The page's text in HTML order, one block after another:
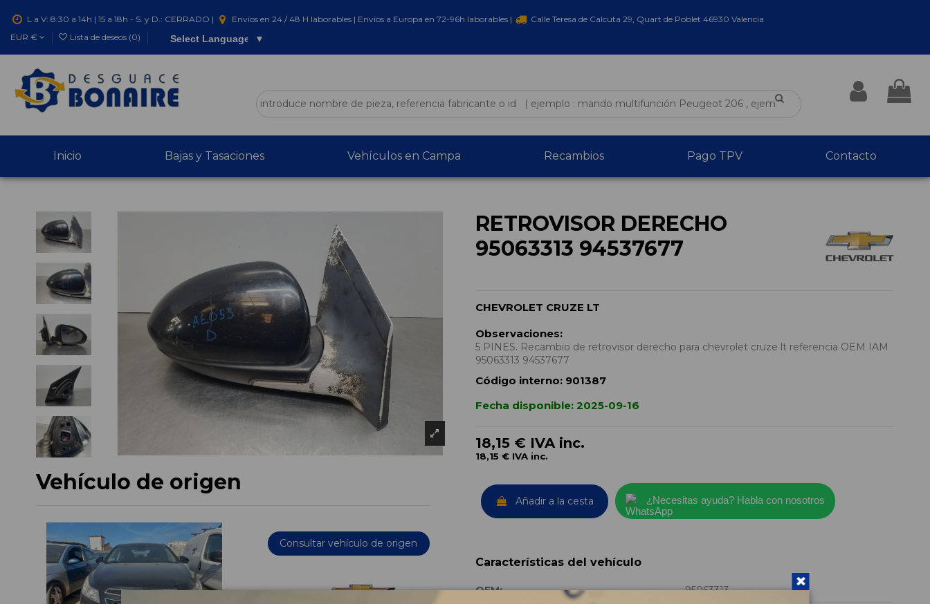
L a V: 8:30 a 14h | 15 a 18h - S. y D.: CERRADO | Envíos en 24 / 48 H laborables | Envíos a Europa en 72-96h laborables |
Calle Teresa de Calcuta 29, Quart de Poblet 46930 Valencia
EUR €
Lista de deseos (0) Select Language ▼
Inicio Bajas y Tasaciones Vehículos en Campa Recambios Pago TPV Contacto
Vehículo de origen
Consultar vehículo de origen
RETROVISOR DERECHO
95063313 94537677
CHEVROLET CRUZE LT
Observaciones:
5 PINES. Recambio de retrovisor derecho para chevrolet cruze lt referencia OEM IAM
95063313 94537677
Código interno: 901387
Fecha disponible: 2025-09-16
18,15 € IVA inc.
18,15 € IVA inc.
Añadir a la cesta ¿Necesitas ayuda? Habla con nosotros
Características del vehículo
OEM:
95063313